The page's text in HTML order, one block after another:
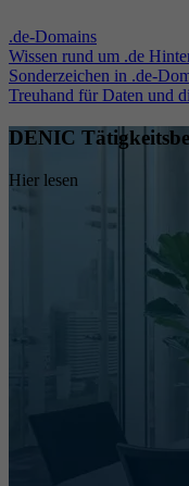
.de-Domains
Wissen rund um .de
Sonderzeichen in .de-
Treuhand für Daten und
DENIC
Hier lesen